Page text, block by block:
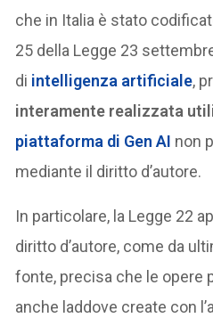
che in Italia è stato
25 della Legge 23
di intelligenza artificiale,
interamente realizzata
piattaforma di Gen AI non
mediante il diritto d’autore.
In particolare, la Legge 22
diritto d’autore, come da
fonte, precisa che le opere
anche laddove create con